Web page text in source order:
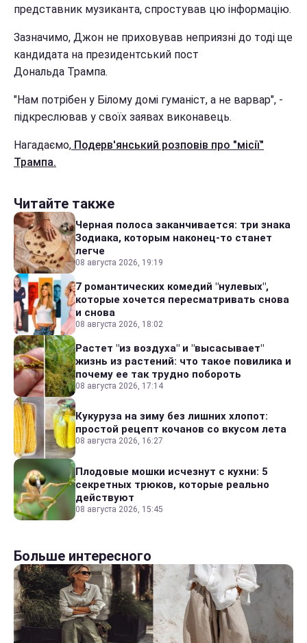
представник музиканта, спростував цю інформацію.
Зазначимо, Джон не приховував неприязні до тоді ще
кандидата на президентський пост
Дональда Трампа.
"Нам потрібен у Білому домі гуманіст, а не варвар", -
підкреслював у своїх заявах виконавець.
Нагадаємо, Подерв'янський розповів про "місії"
Трампа.
Читайте также
Черная полоса заканчивается: три знака
Зодиака, которым наконец-то станет
легче
08 августа 2026, 19:19
7 романтических комедий "нулевых",
которые хочется пересматривать снова
и снова
08 августа 2026, 18:02
Растет "из воздуха" и "высасывает"
жизнь из растений: что такое повилика и
почему ее так трудно побороть
08 августа 2026, 17:14
Кукуруза на зиму без лишних хлопот:
простой рецепт кочанов со вкусом лета
08 августа 2026, 16:27
Плодовые мошки исчезнут с кухни: 5
секретных трюков, которые реально
действуют
08 августа 2026, 15:45
Больше интересного